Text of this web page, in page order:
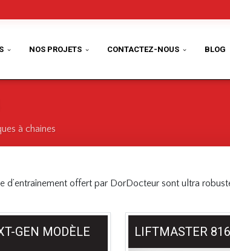
NOS PROJETS CONTACTEZ-NOUS BLOG
à chaines
offert par DorDocteur sont ultra
GEN MODÈLE
LIFTMASTER